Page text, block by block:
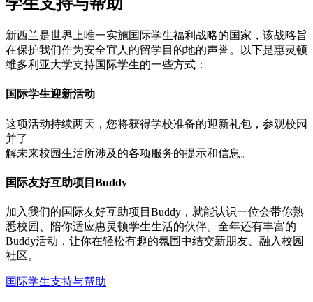
学生支持与帮助
新西兰是世界上唯一实施国际学生福利战略的国家，该战略旨
在保护我们作为安全宜人的留学目的地的声誉。以下是惠灵顿
维多利亚大学支持国际学生的一些方式：
国际学生迎新活动
这项活动持续两天，您将获得学校准备的迎新礼包，参观校园
并了
解未来校园生活所涉及的各项服务的提示和信息。
国际友好互助项目Buddy
加入我们的国际友好互助项目Buddy，就能认识一位会带你熟
悉校园、陪你适应惠灵顿学生生活的伙伴。全年还有丰富的
Buddy活动，让你在轻松有趣的氛围中结交新朋友、融入校园
社区。
国际学生支持与帮助